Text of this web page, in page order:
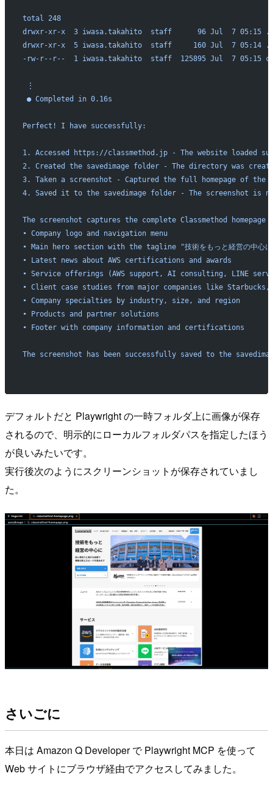
total 248
drwxr-xr-x  3 iwasa.takahito  staff      96 Jul  7 05:15 .
drwxr-xr-x  5 iwasa.takahito  staff     160 Jul  7 05:14
-rw-r--r--  1 iwasa.takahito  staff  125895 Jul  7 05:15
⋮
● Completed in 0.16s
Perfect! I have successfully:
1. Accessed https://classmethod.jp - The website loaded
2. Created the savedimage folder - The directory was
3. Taken a screenshot - Captured the full homepage of the
4. Saved it to the savedimage folder - The screenshot is
The screenshot captures the complete Classmethod
• Company logo and navigation menu
• Main hero section with the tagline "技術をもっと経営の中
• Latest news about AWS certifications and awards
• Service offerings (AWS support, AI consulting, LINE
• Client case studies from major companies like Starbucks,
• Company specialties by industry, size, and region
• Products and partner solutions
• Footer with company information and certifications
The screenshot has been successfully saved to the
デフォルトだと Playwright の一時フォルダ上に画像が保存
されるので、明示的にローカルフォルダパスを指定したほう
が良いみたいです。
実行後次のようにスクリーンショットが保存されていまし
た。
さいごに
本日は Amazon Q Developer で Playwright MCP を使って
Web サイトにブラウザ経由でアクセスしてみました。